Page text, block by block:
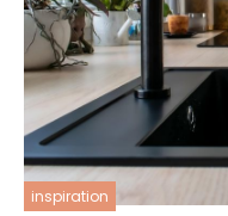
inspiration